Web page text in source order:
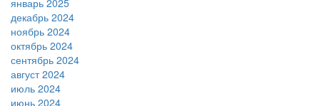
январь 2025
декабрь 2024
ноябрь 2024
октябрь 2024
сентябрь 2024
август 2024
июль 2024
июнь 2024